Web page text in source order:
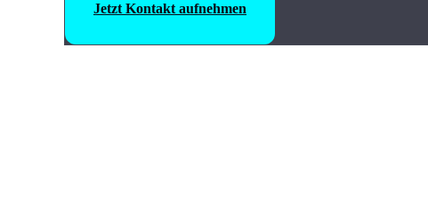
Jetzt Kontakt aufnehmen